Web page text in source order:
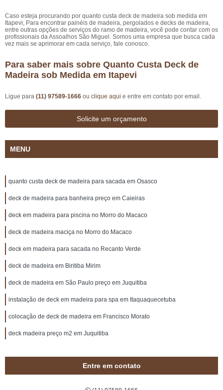
Caso esteja procurando por quanto custa deck de madeira sob medida em
Itapevi, Para encontrar painéis de madeira, pergolados e decks de madeira,
entre outras opções de serviços do ramo de madeira, você pode contar com os
profissionais da Assoalhos São Miguel. Somos uma empresa que busca cada
vez mais se aprimorar em cada serviço, fale conosco.
Para saber mais sobre Quanto Custa Deck de
Madeira sob Medida em Itapevi
Ligue para (11) 97589-1666 ou clique aqui e entre em contato por email.
Solicite um orçamento
MENU
quanto custa deck de madeira para sacada em Osasco
deck de madeira para banheira preço em Caieiras
deck em madeira para piscina no Morro do Macaco
deck de madeira maciça no Morro do Macaco
deck em madeira para sacada no Recanto Verde
deck de madeira em Biritiba Mirim
deck de madeira em São Paulo preço em Juquitiba
instalação de deck em madeira para spa em Itaquaquecetuba
colocação de deck de madeira em Francisco Morato
deck madeira preço m2 em Juquitiba
Entre em contato